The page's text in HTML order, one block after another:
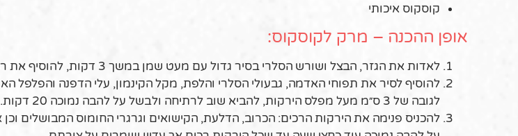
קוסקוס איכותי
אופן ההכנה – מרק לקוסקוס:
לאדות את הגזר, הבצל ושורש הסלרי בסיר גדול עם מעט שמן במשך 3 דקות, להוסיף את רסק העגבניות ולערבב יחד כדקה.
להוסיף לסיר את תפוחי האדמה, גבעולי הסלרי והלפת, מקל הקינמון, עלי הדפנה והפלפל
לגובה של 3 ס״מ מעל מפלס הירקות, להביא שוב לרתיחה ולבשל על להבה נמוכה 20 דקות.
להכניס פנימה את הירקות הרכים: הכרוב, הדלעת, הקישואים וגרגרי החומוס המבושלים